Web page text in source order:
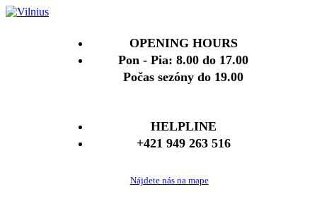
OPENING HOURS
Pon - Pia: 8.00 do 17.00
Počas sezóny do 19.00
HELPLINE
+421 949 263 516
Nájdete nás na mape